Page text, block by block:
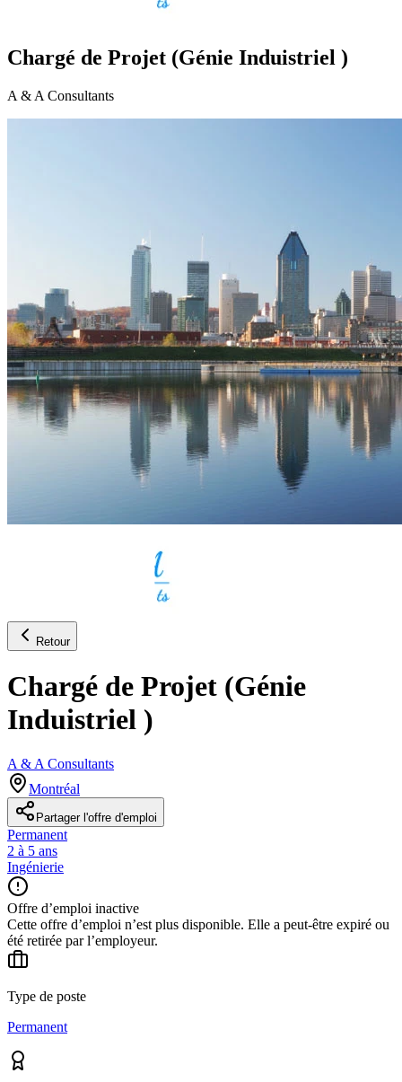
Chargé de Projet (Génie Induistriel )
A & A Consultants
Retour
Chargé de Projet (Génie
Induistriel )
A & A Consultants
Montréal
Partager l'offre d'emploi
Permanent
2 à 5 ans
Ingénierie
Offre d’emploi inactive
Cette offre d’emploi n’est plus disponible. Elle a peut-être expiré ou
été retirée par l’employeur.
Type de poste
Permanent